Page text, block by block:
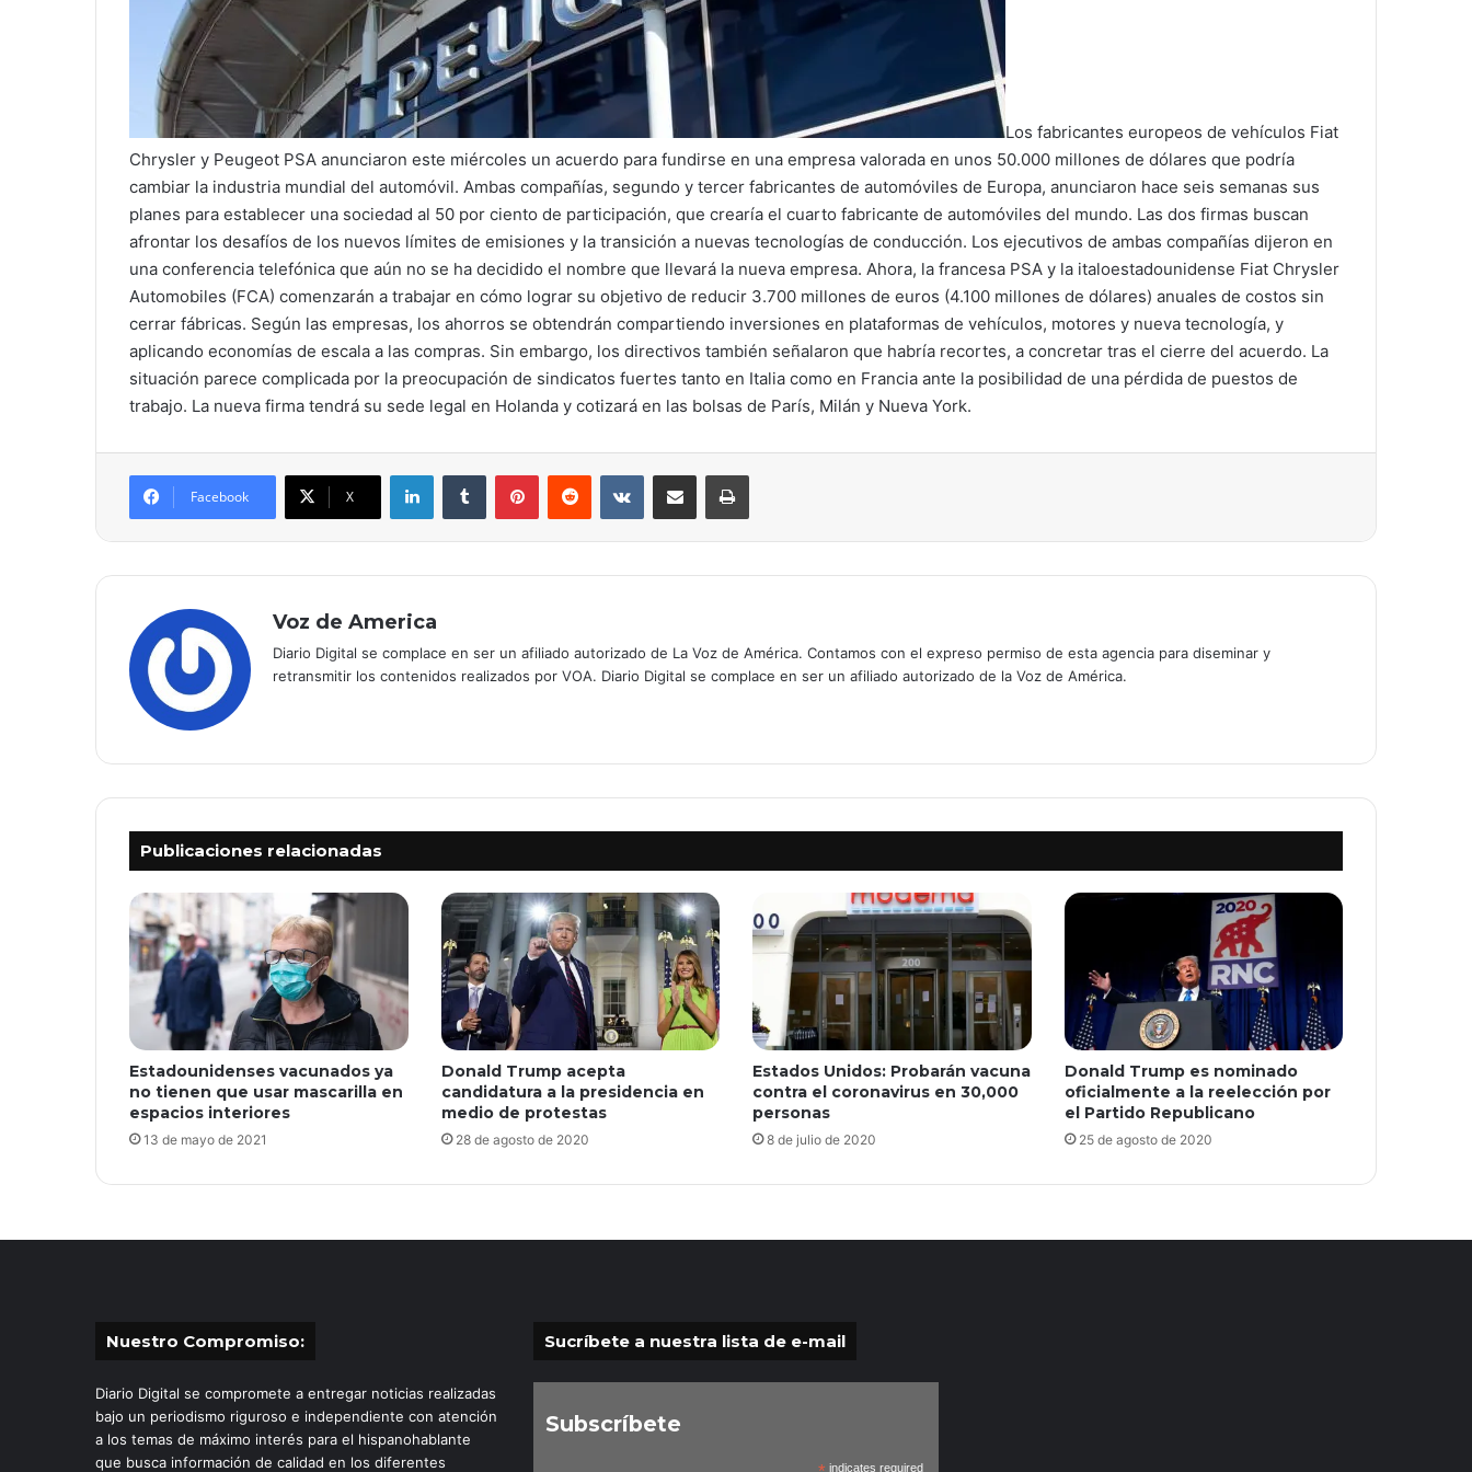
Los fabricantes europeos de vehículos Fiat
Chrysler y Peugeot PSA anunciaron este miércoles un acuerdo para fundirse en una empresa valorada en unos 50.000 millones de dólares que podría
cambiar la industria mundial del automóvil. Ambas compañías, segundo y tercer fabricantes de automóviles de Europa, anunciaron hace seis semanas sus
planes para establecer una sociedad al 50 por ciento de participación, que crearía el cuarto fabricante de automóviles del mundo. Las dos firmas buscan
afrontar los desafíos de los nuevos límites de emisiones y la transición a nuevas tecnologías de conducción. Los ejecutivos de ambas compañías dijeron en
una conferencia telefónica que aún no se ha decidido el nombre que llevará la nueva empresa. Ahora, la francesa PSA y la italoestadounidense Fiat Chrysler
Automobiles (FCA) comenzarán a trabajar en cómo lograr su objetivo de reducir 3.700 millones de euros (4.100 millones de dólares) anuales de costos sin
cerrar fábricas. Según las empresas, los ahorros se obtendrán compartiendo inversiones en plataformas de vehículos, motores y nueva tecnología, y
aplicando economías de escala a las compras. Sin embargo, los directivos también señalaron que habría recortes, a concretar tras el cierre del acuerdo. La
situación parece complicada por la preocupación de sindicatos fuertes tanto en Italia como en Francia ante la posibilidad de una pérdida de puestos de
trabajo. La nueva firma tendrá su sede legal en Holanda y cotizará en las bolsas de París, Milán y Nueva York.
Facebook X
Voz de America
Diario Digital se complace en ser un afiliado autorizado de La Voz de América. Contamos con el expreso permiso de esta agencia para diseminar y
retransmitir los contenidos realizados por VOA. Diario Digital se complace en ser un afiliado autorizado de la Voz de América.
Publicaciones relacionadas
Estadounidenses vacunados ya
no tienen que usar mascarilla en
espacios interiores
13 de mayo de 2021
Donald Trump acepta
candidatura a la presidencia en
medio de protestas
28 de agosto de 2020
Estados Unidos: Probarán vacuna
contra el coronavirus en 30,000
personas
8 de julio de 2020
Donald Trump es nominado
oficialmente a la reelección por
el Partido Republicano
25 de agosto de 2020
Nuestro Compromiso:
Diario Digital se compromete a entregar noticias realizadas
bajo un periodismo riguroso e independiente con atención
a los temas de máximo interés para el hispanohablante
que busca información de calidad en los diferentes
Sucríbete a nuestra lista de e-mail
Subscríbete
indicates required